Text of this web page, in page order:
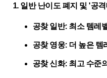
1. 일반 난이도 폐지 및 '공
공찾 일반: 최소 템레
공찾 영웅: 더 높은 템
공찾 신화: 최고 수준